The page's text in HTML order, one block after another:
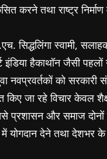
करने तथा राष्ट्र
सिद्धलिंगा स्वामी,
इंडिया हैकाथॉन जैसी
नवप्रवर्तकों को सरकारी
किए जा रहे विचार केवल
प्रशासन और समाज दोनों
में योगदान देने तथा